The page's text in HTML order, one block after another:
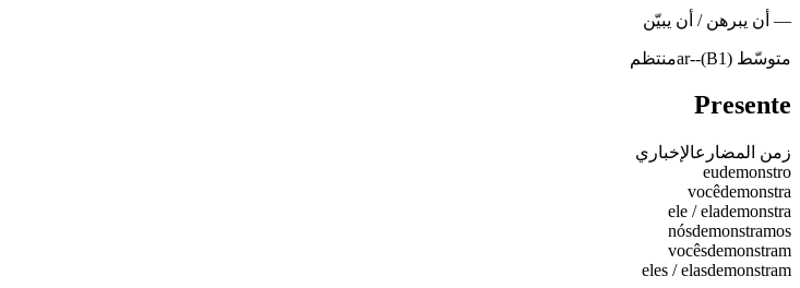
— أن يبرهن / أن يبيّن
متوسّط (B1) -
-ar منتظم
Presente
زمن المضارعالإخباري
eudemonstro
vocêdemonstra
ele / elademonstra
nósdemonstramos
vocêsdemonstram
eles / elasdemonstram